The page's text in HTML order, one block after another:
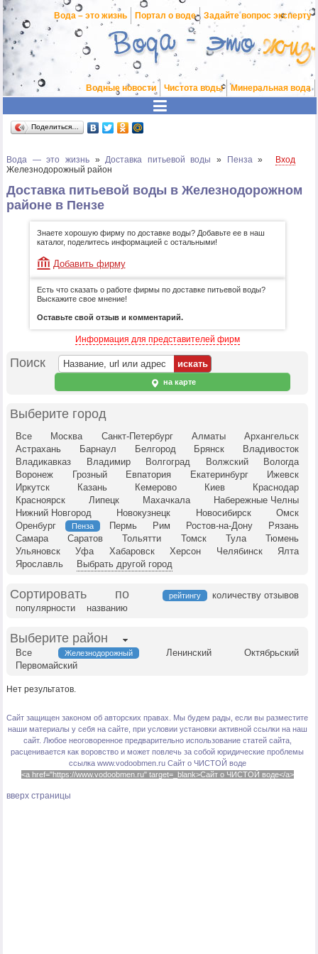
Вода – это жизнь Портал о воде Задайте вопрос эксперту
Водные новости Чистота воды Минеральная вода
Поделиться…
Вода — это жизнь»Доставка питьевой воды » Пенза»
Железнодорожный район
Вход
Доставка питьевой воды в Железнодорожном
районе в Пензе
Знаете хорошую фирму по доставке воды? Добавьте ее в наш
каталог, поделитесь информацией с остальными!
Добавить фирму
Есть что сказать о работе фирмы по доставке питьевой воды?
Выскажите свое мнение!
Оставьте свой отзыв и комментарий.
Информация для представителей фирм
Поиск
на карте
Выберите город
Все Москва Санкт-Петербург Алматы
Архангельск
Астрахань
Барнаул Белгород Брянск
Владивосток
Владикавказ
Владимир Волгоград Волжский
Вологда
Воронеж
Грозный Евпатория Екатеринбург
Ижевск
Иркутск
Казань Кемерово Киев
Краснодар
Красноярск
Липецк Махачкала
Набережные Челны
Нижний Новгород
Новокузнецк Новосибирск
Омск
Оренбург
Пенза Пермь Рим Ростов-на-Дону
Рязань
Самара
Саратов Тольятти Томск Тула
Тюмень
Ульяновск
Уфа Хабаровск Херсон Челябинск
Ялта
Ярославль
Выбрать другой город
Сортировать по рейтингу
количеству отзывов
популярности
названию
Выберите район
Все Железнодорожный Ленинский
Октябрьский
Первомайский
Нет результатов.
Сайт защищен законом об авторских правах. Мы будем рады, если вы разместите
наши материалы у себя на сайте, при условии установки активной ссылки на наш
сайт. Любое неоговоренное предварительно использование статей сайта,
расценивается как воровство и может повлечь за собой юридические проблемы
ссылка www.vodoobmen.ru Сайт о ЧИСТОЙ воде
<a href="https://www.vodoobmen.ru" target=_blank>Сайт о ЧИСТОЙ воде</a>
вверх страницы